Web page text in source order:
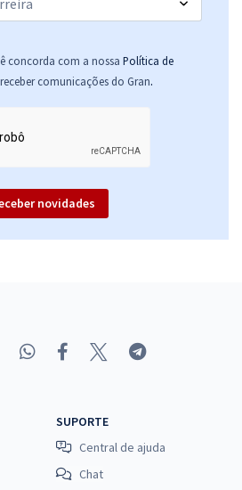
concorda com a nossa Política de
comunicações do Gran.
novidades
SUPORTE
Central de ajuda
Chat